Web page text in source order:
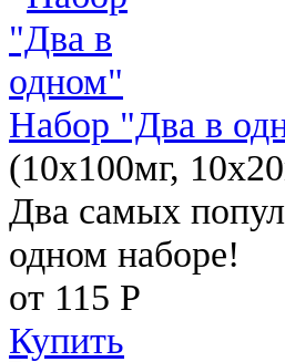
Набор "Два в
(10x100мг,
Два самых
одном наборе!
от 115 Р
Купить